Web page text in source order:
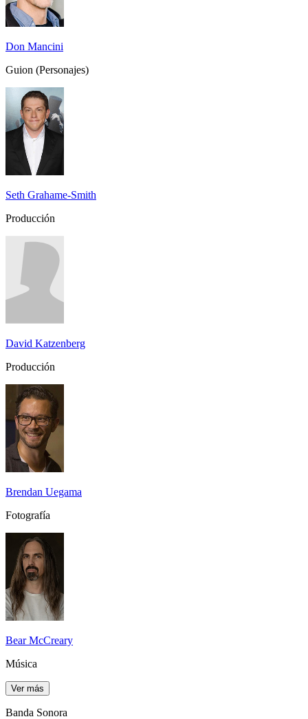
Don Mancini
Guion (Personajes)
Seth Grahame-Smith
Producción
David Katzenberg
Producción
Brendan Uegama
Fotografía
Bear McCreary
Música
Ver más
Banda Sonora